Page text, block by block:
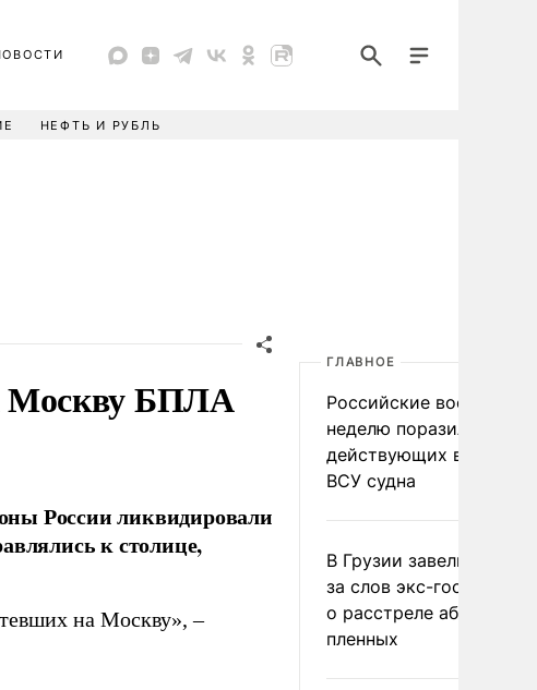
НЕФТЬ И РУБЛЬ
Москву БПЛА
России ликвидировали
к столице,
на Москву», –
ГЛАВНОЕ
Российские военные за
неделю поразили 34
действующих в
ВСУ судна
В Грузии завели дело
за слов экс-
о расстреле абхазских
пленных